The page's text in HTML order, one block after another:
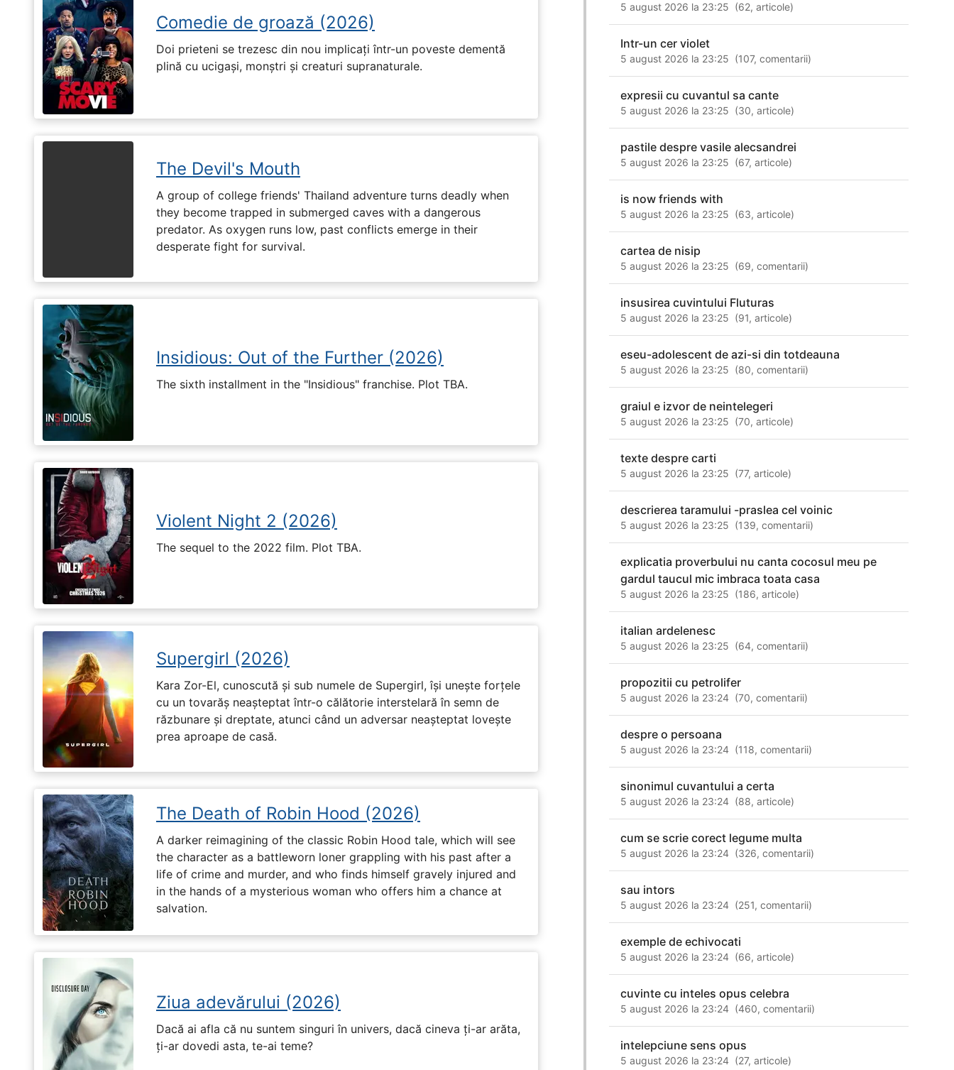
Comedie de groază (2026)
Doi prieteni se trezesc din nou implicați într-un poveste dementă
plină cu ucigași, monștri și creaturi supranaturale.
The Devil's Mouth
A group of college friends' Thailand adventure turns deadly when
they become trapped in submerged caves with a dangerous
predator. As oxygen runs low, past conflicts emerge in their
desperate fight for survival.
Insidious: Out of the Further (2026)
The sixth installment in the "Insidious" franchise. Plot TBA.
Violent Night 2 (2026)
The sequel to the 2022 film. Plot TBA.
Supergirl (2026)
Kara Zor-El, cunoscută și sub numele de Supergirl, își unește forțele
cu un tovarăș neașteptat într-o călătorie interstelară în semn de
răzbunare și dreptate, atunci când un adversar neașteptat lovește
prea aproape de casă.
The Death of Robin Hood (2026)
A darker reimagining of the classic Robin Hood tale, which will see
the character as a battleworn loner grappling with his past after a
life of crime and murder, and who finds himself gravely injured and
in the hands of a mysterious woman who offers him a chance at
salvation.
Ziua adevărului (2026)
Dacă ai afla că nu suntem singuri în univers, dacă cineva ți-ar arăta,
ți-ar dovedi asta, te-ai teme?
5 august 2026 la 23:25 (62,articole)
Intr-un cer violet
5 august 2026 la 23:25 (107,comentarii)
expresii cu cuvantul sa cante
5 august 2026 la 23:25 (30,articole)
pastile despre vasile alecsandrei
5 august 2026 la 23:25 (67,articole)
is now friends with
5 august 2026 la 23:25 (63,articole)
cartea de nisip
5 august 2026 la 23:25 (69,comentarii)
insusirea cuvintului Fluturas
5 august 2026 la 23:25 (91,articole)
eseu-adolescent de azi-si din totdeauna
5 august 2026 la 23:25 (80,comentarii)
graiul e izvor de neintelegeri
5 august 2026 la 23:25 (70,articole)
texte despre carti
5 august 2026 la 23:25 (77,articole)
descrierea taramului -praslea cel voinic
5 august 2026 la 23:25 (139,comentarii)
explicatia proverbului nu canta cocosul meu pe
gardul taucul mic imbraca toata casa
5 august 2026 la 23:25 (186,articole)
italian ardelenesc
5 august 2026 la 23:25 (64,comentarii)
propozitii cu petrolifer
5 august 2026 la 23:24 (70,comentarii)
despre o persoana
5 august 2026 la 23:24 (118,comentarii)
sinonimul cuvantului a certa
5 august 2026 la 23:24 (88,articole)
cum se scrie corect legume multa
5 august 2026 la 23:24 (326,comentarii)
sau intors
5 august 2026 la 23:24 (251,comentarii)
exemple de echivocati
5 august 2026 la 23:24 (66,articole)
cuvinte cu inteles opus celebra
5 august 2026 la 23:24 (460,comentarii)
intelepciune sens opus
5 august 2026 la 23:24 (27,articole)